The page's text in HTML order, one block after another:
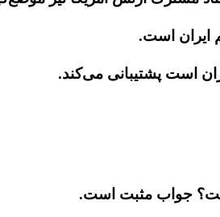
ایران است.
است پشتیبانی می‌کند.
است؟ جواب مثبت است.